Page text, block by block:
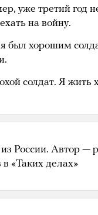
уже третий год
на войну.
был хорошим
солдат. Я жить
России. Автор —
в «Таких делах»